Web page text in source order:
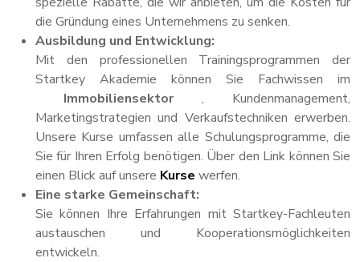
die Gründung eines Unternehmens zu senken.
Ausbildung und Entwicklung:
Mit den professionellen Trainingsprogrammen der
Startkey Akademie können Sie Fachwissen im
Immobiliensektor, Kundenmanagement,
Marketingstrategien und Verkaufstechniken erwerben.
Unsere Kurse umfassen alle Schulungsprogramme, die
Sie für Ihren Erfolg benötigen. Über den Link können Sie
einen Blick auf unsere Kurse werfen.
Eine starke Gemeinschaft:
Sie können Ihre Erfahrungen mit Startkey-Fachleuten
austauschen und Kooperationsmöglichkeiten
entwickeln.